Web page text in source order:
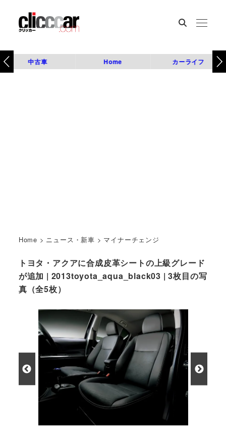
中古車 Home カーライフ
Home > ニュース・新車 > マイナーチェンジ
トヨタ・アクアに合成皮革シートの上級グレード
が追加 | 2013toyota_aqua_black03 | 3枚目の写
真（全5枚）